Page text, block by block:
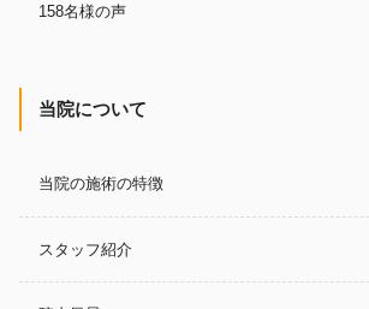
158名様の声
当院について
当院の施術の特徴
スタッフ紹介